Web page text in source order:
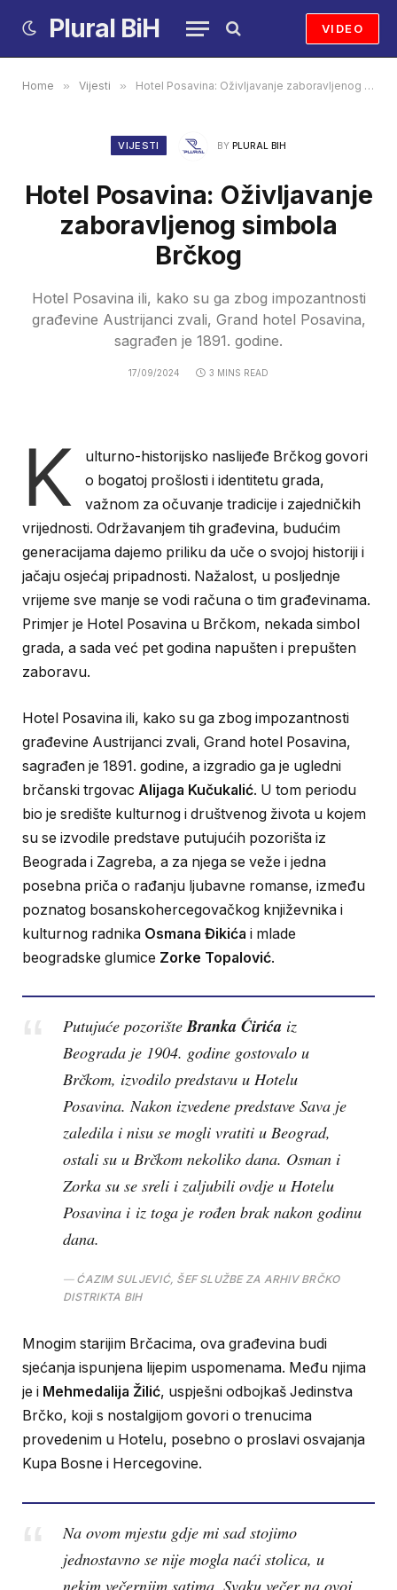
Plural BiH VIDEO
Home » Vijesti » Hotel Posavina: Oživljavanje zaboravljenog simbola Brčkog
VIJESTI BY PLURAL BIH
Hotel Posavina: Oživljavanje
zaboravljenog simbola
Brčkog
Hotel Posavina ili, kako su ga zbog impozantnosti
građevine Austrijanci zvali, Grand hotel Posavina,
sagrađen je 1891. godine.
17/09/2024 3 MINS READ
K
ulturno-historijsko naslijeđe Brčkog govori
o bogatoj prošlosti i identitetu grada,
važnom za očuvanje tradicije i zajedničkih
vrijednosti. Održavanjem tih građevina, budućim
generacijama dajemo priliku da uče o svojoj historiji i
jačaju osjećaj pripadnosti. Nažalost, u posljednje
vrijeme sve manje se vodi računa o tim građevinama.
Primjer je Hotel Posavina u Brčkom, nekada simbol
grada, a sada već pet godina napušten i prepušten
zaboravu.
Hotel Posavina ili, kako su ga zbog impozantnosti
građevine Austrijanci zvali, Grand hotel Posavina,
sagrađen je 1891. godine, a izgradio ga je ugledni
brčanski trgovac Alijaga Kučukalić. U tom periodu
bio je središte kulturnog i društvenog života u kojem
su se izvodile predstave putujućih pozorišta iz
Beograda i Zagreba, a za njega se veže i jedna
posebna priča o rađanju ljubavne romanse, između
poznatog bosanskohercegovačkog književnika i
kulturnog radnika Osmana Đikića i mlade
beogradske glumice Zorke Topalović.
Putujuće pozorišteBranka Ćirića iz
Beograda je 1904. godine gostovalo u
Brčkom, izvodilo predstavu u Hotelu
Posavina. Nakon izvedene predstave Sava je
zaledila i nisu se mogli vratiti u Beograd,
ostali su u Brčkom nekoliko dana. Osman i
Zorka su se sreli i zaljubili ovdje u Hotelu
Posavina i iz toga je rođen brak nakon godinu
dana.
ĆAZIM SULJEVIĆ, ŠEF SLUŽBE ZA ARHIV BRČKO
DISTRIKTA BIH
Mnogim starijim Brčacima, ova građevina budi
sjećanja ispunjena lijepim uspomenama. Među njima
je i Mehmedalija Žilić, uspješni odbojkaš Jedinstva
Brčko, koji s nostalgijom govori o trenucima
provedenim u Hotelu, posebno o proslavi osvajanja
Kupa Bosne i Hercegovine.
Na ovom mjestu gdje mi sad stojimo
jednostavno se nije mogla naći stolica, u
nekim večernjim satima. Svaku večer na ovoj